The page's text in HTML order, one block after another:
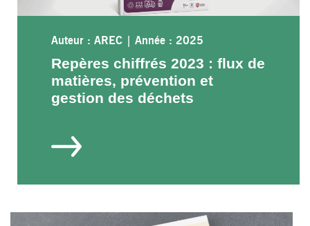
Auteur : AREC | Année : 2025
Repères chiffrés 2023 : flux de
matières, prévention et
gestion des déchets